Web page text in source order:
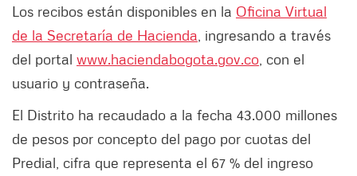
Los recibos están disponibles en la Oficina Virtual
de la Secretaría de Hacienda , ingresando a través
del portal www.haciendabogota.gov.co , con el
usuario y contraseña.
El Distrito ha recaudado a la fecha 43.000 millones
de pesos por concepto del pago por cuotas del
Predial, cifra que representa el 67 % del ingreso